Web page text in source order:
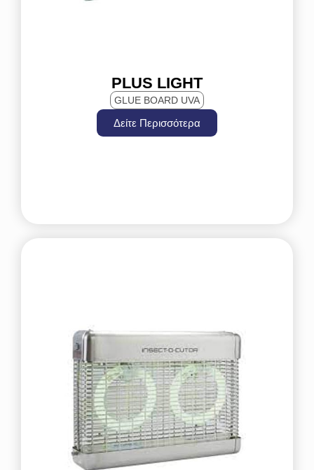
PLUS LIGHT
GLUE BOARD UVA
Δείτε Περισσότερα